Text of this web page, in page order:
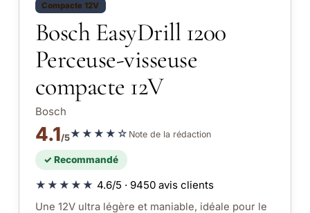
Compacte 12V
Bosch EasyDrill 1200
Perceuse-visseuse
compacte 12V
Bosch
4.1/5★★★★☆ Note de la rédaction
✓ Recommandé
★★★★★ 4.6/5 · 9450 avis clients
Une 12V ultra légère et maniable, idéale pour le